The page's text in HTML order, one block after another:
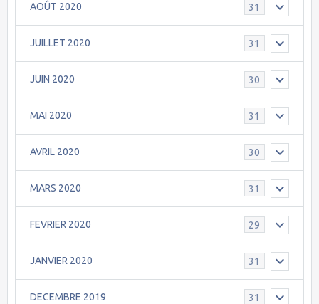
AOÛT 2020 31
JUILLET 2020 31
JUIN 2020 30
MAI 2020 31
AVRIL 2020 30
MARS 2020 31
FEVRIER 2020 29
JANVIER 2020 31
DECEMBRE 2019 31